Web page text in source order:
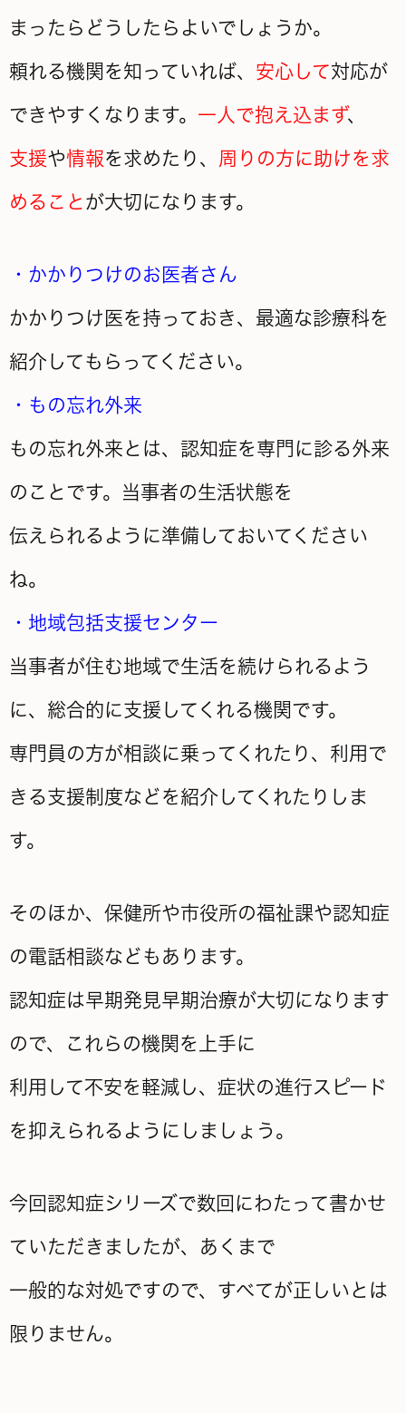
まったらどうしたらよいでしょうか。
頼れる機関を知っていれば、 安心して対応が
できやすくなります。 一人で抱え込まず、
支援や情報を求めたり、 周りの方に助けを求
めること が大切になります。
・かかりつけのお医者さん
かかりつけ医を持っておき、最適な診療科を
紹介してもらってください。
・もの忘れ外来
もの忘れ外来とは、認知症を専門に診る外来
のことです。当事者の生活状態を
伝えられるように準備しておいてください
ね。
・地域包括支援センター
当事者が住む地域で生活を続けられるよう
に、総合的に支援してくれる機関です。
専門員の方が相談に乗ってくれたり、利用で
きる支援制度などを紹介してくれたりしま
す。
そのほか、保健所や市役所の福祉課や認知症
の電話相談などもあります。
認知症は早期発見早期治療が大切になります
ので、これらの機関を上手に
利用して不安を軽減し、症状の進行スピード
を抑えられるようにしましょう。
今回認知症シリーズで数回にわたって書かせ
ていただきましたが、あくまで
一般的な対処ですので、すべてが正しいとは
限りません。